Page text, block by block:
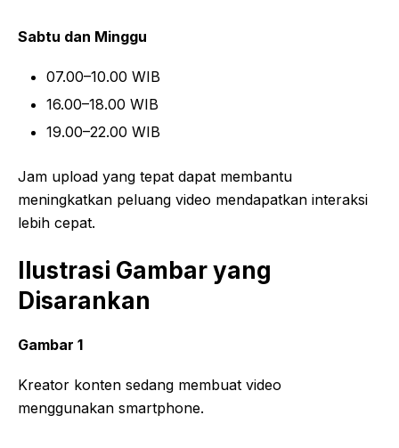
Sabtu dan Minggu
07.00–10.00 WIB
16.00–18.00 WIB
19.00–22.00 WIB
Jam upload yang tepat dapat membantu
meningkatkan peluang video mendapatkan interaksi
lebih cepat.
Ilustrasi Gambar yang
Disarankan
Gambar 1
Kreator konten sedang membuat video
menggunakan smartphone.